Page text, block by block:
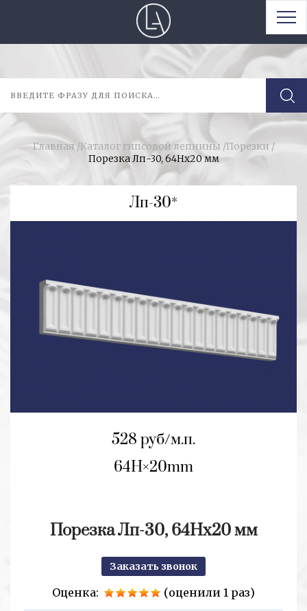
Главная /Каталог гипсовой лепнины /Порезки /
Порезка Лп-30, 64Hх20 мм
Лп-30*
528 руб/м.п.
64H 20mm
Порезка Лп-30, 64Hх20 мм
Заказать звонок
Оценка:
(оценили 1 раз)